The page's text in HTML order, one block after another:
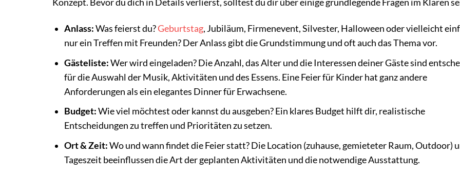
Konzept. Bevor du dich in Details verlierst, solltest du dir über einige grundlegende Fragen im Klaren
Anlass:Was feierst du?Geburtstag, Jubiläum, Firmenevent, Silvester, Halloween oder vielleicht
nur ein Treffen mit Freunden? Der Anlass gibt die Grundstimmung und oft auch das Thema vor.
Gästeliste:Wer wird eingeladen? Die Anzahl, das Alter und die Interessen deiner Gäste sind
für die Auswahl der Musik, Aktivitäten und des Essens. Eine Feier für Kinder hat ganz andere
Anforderungen als ein elegantes Dinner für Erwachsene.
Budget:Wie viel möchtest oder kannst du ausgeben? Ein klares Budget hilft dir, realistische
Entscheidungen zu treffen und Prioritäten zu setzen.
Ort & Zeit:Wo und wann findet die Feier statt? Die Location (zuhause, gemieteter Raum, Outdoor)
Tageszeit beeinflussen die Art der geplanten Aktivitäten und die notwendige Ausstattung.